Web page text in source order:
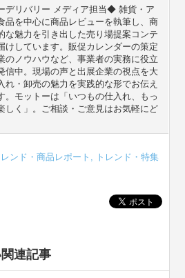
デリバリー メディア担当◆ 雑貨・ア
品を中心に商品レビューを執筆し、商
な魅力を引き出した売り場提案コンテ
けしています。販促カレンダーの策定
のノウハウなど、事業者の実務に役立
信中。現場の声と出展企業の視点を大
れ・卸売の魅力を実践的な形でお伝え
。モットーは「いつもの仕入れ、もっ
しく」。ご相談・ご意見はお気軽にど
レンド・商品レポート , トレンド・特集
連記事